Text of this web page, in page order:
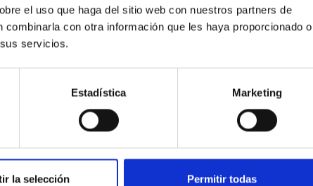
el uso que haga del sitio web con nuestros partners de
con otra información que les haya proporcionado o
servicios.
Estadística Marketing
la selección Permitir todas